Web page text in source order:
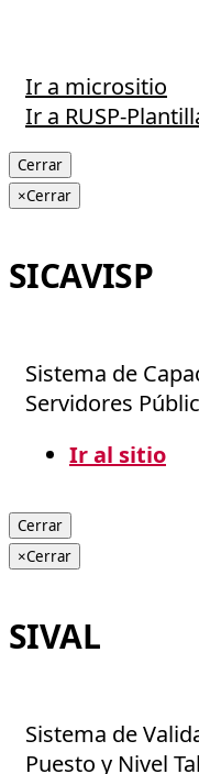
Ir a micrositio
Ir a RUSP-
Cerrar
×Cerrar
SICAVISP
Sistema de
Servidores
Ir al sitio
Cerrar
×Cerrar
SIVAL
Sistema de
Puesto y Nivel